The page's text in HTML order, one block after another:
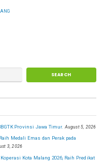
Provinsi Jawa Timur. August 5, 2026
Medali Emas dan Perak pada
3, 2026
Kota Malang 2026, Raih Predikat